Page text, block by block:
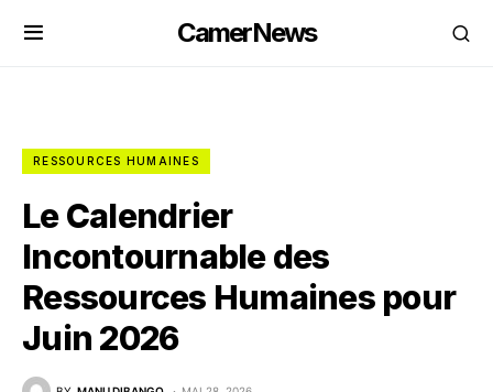
CamerNews
RESSOURCES HUMAINES
Le Calendrier
Incontournable des
Ressources Humaines pour
Juin 2026